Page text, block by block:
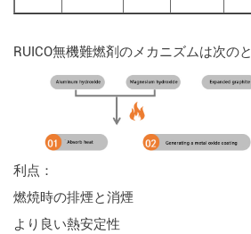
RUICO無機難燃剤のメカニズムは次の
利点：
燃焼時の排煙と消煙
より良い熱安定性